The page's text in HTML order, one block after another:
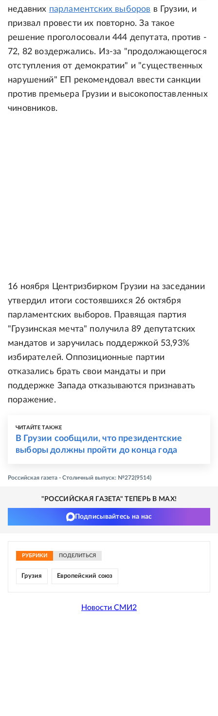
недавних парламентских выборов в Грузии, и
призвал провести их повторно. За такое
решение проголосовали 444 депутата, против -
72, 82 воздержались. Из-за "продолжающегося
отступления от демократии" и "существенных
нарушений" ЕП рекомендовал ввести санкции
против премьера Грузии и высокопоставленных
чиновников.
16 ноября Центризбирком Грузии на заседании
утвердил итоги состоявшихся 26 октября
парламентских выборов. Правящая партия
"Грузинская мечта" получила 89 депутатских
мандатов и заручилась поддержкой 53,93%
избирателей. Оппозиционные партии
отказались брать свои мандаты и при
поддержке Запада отказываются признавать
поражение.
ЧИТАЙТЕ ТАКЖЕ
В Грузии сообщили, что президентские
выборы должны пройти до конца года
Российская газета - Столичный выпуск: №272(9514)
"РОССИЙСКАЯ ГАЗЕТА" ТЕПЕРЬ В MAX!
Подписывайтесь на нас
РУБРИКИ ПОДЕЛИТЬСЯ
Грузия Европейский союз
Новости СМИ2